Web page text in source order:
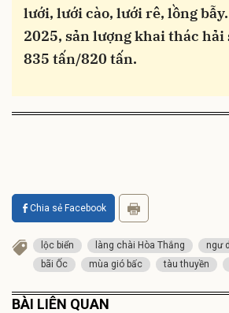
lưới, lưới cào, lưới rê, lồng
2025, sản lượng khai thác hải
835 tấn/820 tấn.
Chia sẻ Facebook
lộc biển làng chài Hòa Thắng ngư
bãi Ốc
mùa gió bấc tàu thuyền
BÀI LIÊN QUAN